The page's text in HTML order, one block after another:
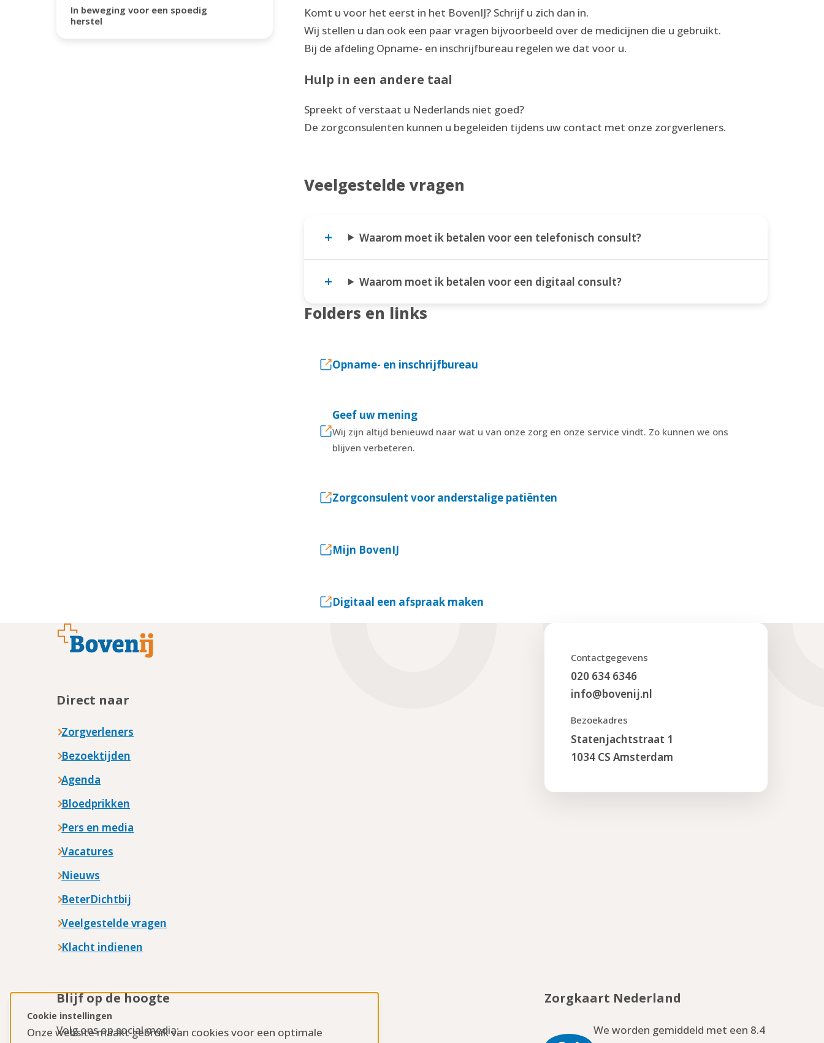
Cookie instellingen
Onze website maakt gebruik van cookies voor een optimale
In beweging voor een spoedig
herstel
Komt u voor het eerst in het BovenIJ? Schrijf u zich dan in.
Wij stellen u dan ook een paar vragen bijvoorbeeld over de medicijnen die u gebruikt.
Bij de afdeling Opname- en inschrijfbureau regelen we dat voor u.
Hulp in een andere taal
Spreekt of verstaat u Nederlands niet goed?
De zorgconsulenten kunnen u begeleiden tijdens uw contact met onze zorgverleners.
Veelgestelde vragen
Waarom moet ik betalen voor een telefonisch consult?
Waarom moet ik betalen voor een digitaal consult?
Folders en links
Opname- en inschrijfbureau
Geef uw mening
Wij zijn altijd benieuwd naar wat u van onze zorg en onze service vindt. Zo kunnen we ons
blijven verbeteren.
Zorgconsulent voor anderstalige patiënten
Mijn BovenIJ
Digitaal een afspraak maken
Contactgegevens
020 634 6346
info@bovenij.nl
Bezoekadres
Statenjachtstraat 1
1034 CS Amsterdam
Direct naar
Zorgverleners
Bezoektijden
Agenda
Bloedprikken
Pers en media
Vacatures
Nieuws
BeterDichtbij
Veelgestelde vragen
Klacht indienen
Blijf op de hoogte
Volg ons op social media:
Zorgkaart Nederland
We worden gemiddeld met een 8.4